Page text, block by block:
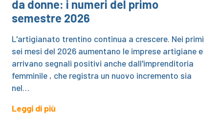
da donne: i numeri del primo
semestre 2026
L'artigianato trentino continua a crescere. Nei primi
sei mesi del 2026 aumentano le imprese artigiane e
arrivano segnali positivi anche dall'imprenditoria
femminile , che registra un nuovo incremento sia
nel…
Leggi di più